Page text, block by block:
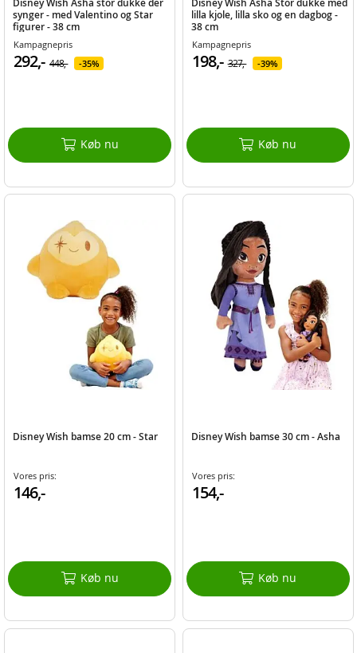
synger - med Valentino og Star
figurer - 38 cm
Kampagnepris
292,- 448,- 35%
Køb nu
lilla kjole, lilla sko og en dagbog -
38 cm
Kampagnepris
198,- 327,- 39%
Køb nu
Disney Wish bamse 20 cm - Star
Vores pris:
146,-
Køb nu
Disney Wish bamse 30 cm - Asha
Vores pris:
154,-
Køb nu